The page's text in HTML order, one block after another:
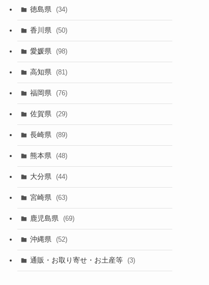
徳島県 (34)
香川県 (50)
愛媛県 (98)
高知県 (81)
福岡県 (76)
佐賀県 (29)
長崎県 (89)
熊本県 (48)
大分県 (44)
宮崎県 (63)
鹿児島県 (69)
沖縄県 (52)
通販・お取り寄せ・お土産等 (3)